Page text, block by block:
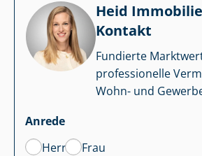
Heid
Kontakt
Fundierte
professionelle
Wohn- und
Anrede
Herr
Frau